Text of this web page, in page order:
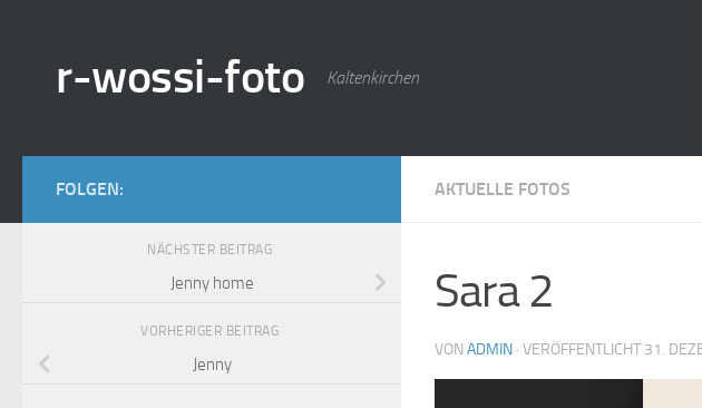
r-wossi-foto Kaltenkirchen
AKTUELLE FOTOS
Sara 2
VON ADMIN · VERÖFFENTLICHT 31.
FOLGEN:
NÄCHSTER BEITRAG
Jenny home
VORHERIGER BEITRAG
Jenny